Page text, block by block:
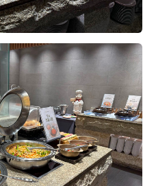
하게 준비되어 있었고, 전체
아 부담 없이 즐길 수 있었습
막까지 깔끔한 상태가 유지되
사람들이 몰려도 크게 불편하
·양식·해산물 등 골고루 갖춰
할 만한 구성이라고 느꼈습니
와 관리 상태가 좋아 하객분
각이 들었습니다.
+8
04 9명 읽음
을 방문한 뒤 상담을 받고 계약